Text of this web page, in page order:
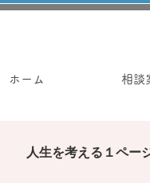
ホーム 相談
人生を考える１ペー